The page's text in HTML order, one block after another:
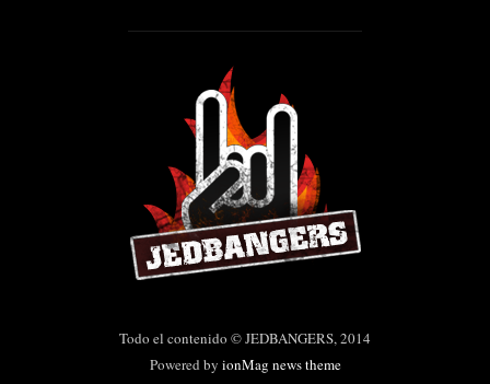
Todo el contenido © JEDBANGERS, 2014
Powered by ionMag news theme